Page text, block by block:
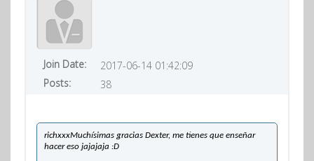
Join Date:
2017-06-14 01:42:09
Posts:
38
richxxxMuchísimas gracias Dexter, me tienes que enseñar
hacer eso jajajaja :D